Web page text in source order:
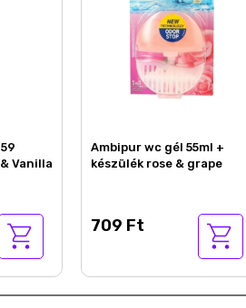
Vanilla
Ambipur wc gél 55ml +
készülék rose & grape
709 Ft